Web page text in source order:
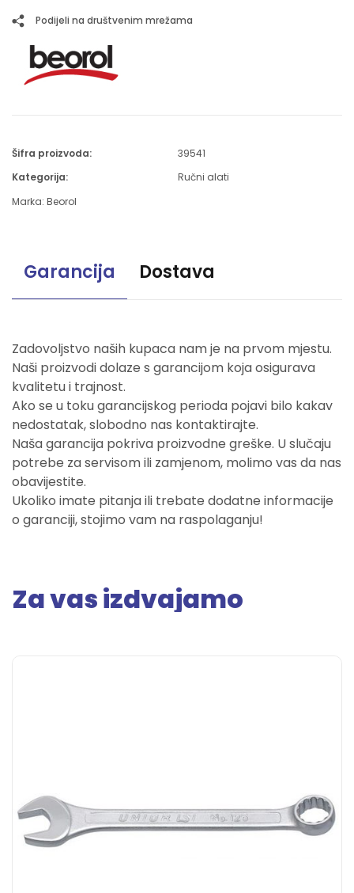
Podijeli na društvenim mrežama
Šifra proizvoda:
39541
Kategorija:
Ručni alati
Marka: Beorol
Garancija Dostava
Zadovoljstvo naših kupaca nam je na prvom mjestu.
Naši proizvodi dolaze s garancijom koja osigurava
kvalitetu i trajnost.
Ako se u toku garancijskog perioda pojavi bilo kakav
nedostatak, slobodno nas kontaktirajte.
Naša garancija pokriva proizvodne greške. U slučaju
potrebe za servisom ili zamjenom, molimo vas da nas
obavijestite.
Ukoliko imate pitanja ili trebate dodatne informacije
o garanciji, stojimo vam na raspolaganju!
Za vas izdvajamo